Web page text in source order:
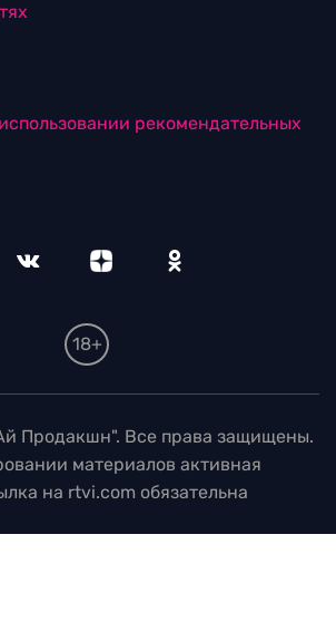
рекомендательных
18+
Продакшн". Все права защищены.
материалов активная
на rtvi.com обязательна